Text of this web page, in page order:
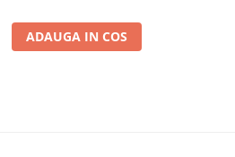
ADAUGA IN COS